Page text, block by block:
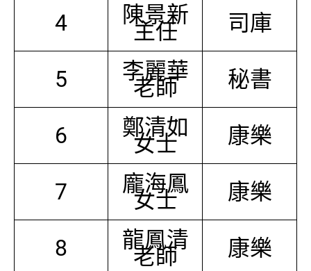
4 陳景新
主任 司庫
5 李麗華
老師 秘書
6 鄭清如
女士 康樂
7 龐海鳳
女士 康樂
8 龍鳳清
老師 康樂